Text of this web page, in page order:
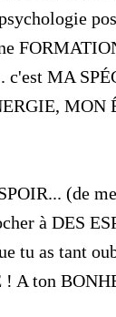
c'est MA
MON
(de
à DES
tu as tant
! A ton